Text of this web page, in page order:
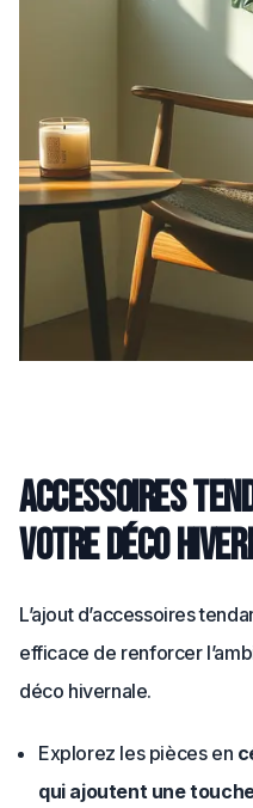
Accessoires
votre déco
L’ajout d’accessoires
efficace de renforcer
déco hivernale.
Explorez les pièces en
qui ajoutent une